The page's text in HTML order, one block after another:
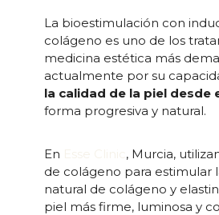
La bioestimulación con
colágeno es uno de los
medicina estética más
actualmente por su
la calidad de la piel desde
forma progresiva y natural.
En
, Murcia,
de colágeno para estimular
natural de colágeno y
piel más firme, luminosa y